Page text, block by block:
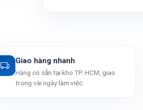
Giao hàng nhanh
Hàng có sẵn tại kho TP. HCM, giao
trong vài ngày làm việc.